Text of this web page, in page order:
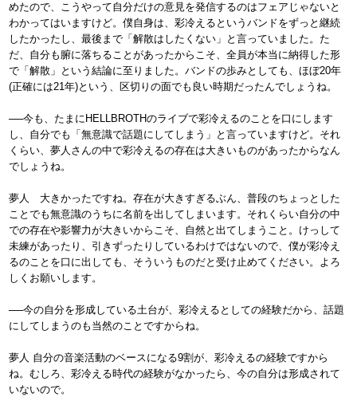
めたので、こうやって自分だけの意見を発信するのはフェアじゃないと
わかってはいますけど。僕自身は、彩冷えるというバンドをずっと継続
したかったし、最後まで「解散はしたくない」と言っていました。た
だ、自分も腑に落ちることがあったからこそ、全員が本当に納得した形
で「解散」という結論に至りました。バンドの歩みとしても、ほぼ20年
(正確には21年)という、区切りの面でも良い時期だったんでしょうね。
──今も、たまにHELLBROTHのライブで彩冷えるのことを口にします
し、自分でも「無意識で話題にしてしまう」と言っていますけど。それ
くらい、夢人さんの中で彩冷えるの存在は大きいものがあったからなん
でしょうね。
夢人 大きかったですね。存在が大きすぎるぶん、普段のちょっとした
ことでも無意識のうちに名前を出してしまいます。それくらい自分の中
での存在や影響力が大きいからこそ、自然と出てしまうこと。けっして
未練があったり、引きずったりしているわけではないので、僕が彩冷え
るのことを口に出しても、そういうものだと受け止めてください。よろ
しくお願いします。
──今の自分を形成している土台が、彩冷えるとしての経験だから、話題
にしてしまうのも当然のことですからね。
夢人 自分の音楽活動のベースになる9割が、彩冷えるの経験ですから
ね。むしろ、彩冷える時代の経験がなかったら、今の自分は形成されて
いないので。